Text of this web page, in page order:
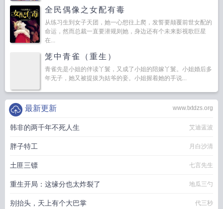
全民偶像之女配有毒
从练习生到女子天团，她一心想往上爬，发誓要颠覆前世女配的
命运，然而总裁一直要潜规则她，身边还有个未来影视歌巨星
在...
笼中青雀（重生）
青雀先是小姐的伴读丫鬟，又成了小姐的陪嫁丫鬟。小姐婚后多
年无子，她又被提拔为姑爷的妾。小姐握着她的手说...
www.txtdzs.org
最新更新
韩非的两千年不死人生 艾迪蓝波
胖子特工 月白沙清
土匪三镖 七言先生
重生开局：这缘分也太炸裂了 地瓜三勺
别抬头，天上有个大巴掌 代三秒